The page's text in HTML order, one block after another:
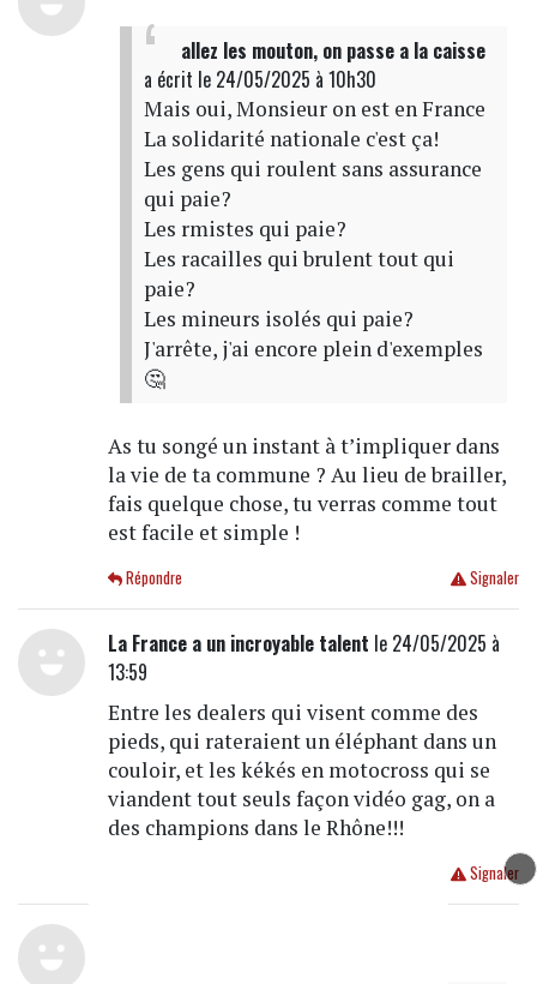
allez les mouton, on passe a la caisse
a écrit le 24/05/2025 à 10h30
Mais oui, Monsieur on est en France
La solidarité nationale c'est ça!
Les gens qui roulent sans assurance
qui paie?
Les rmistes qui paie?
Les racailles qui brulent tout qui
paie?
Les mineurs isolés qui paie?
J'arrête, j'ai encore plein d'exemples
🤔
As tu songé un instant à t’impliquer dans
la vie de ta commune ? Au lieu de brailler,
fais quelque chose, tu verras comme tout
est facile et simple !
Signaler
Répondre
La France a un incroyable talent le 24/05/2025 à
13:59
Entre les dealers qui visent comme des
pieds, qui rateraient un éléphant dans un
couloir, et les kékés en motocross qui se
viandent tout seuls façon vidéo gag, on a
des champions dans le Rhône!!!
Signaler